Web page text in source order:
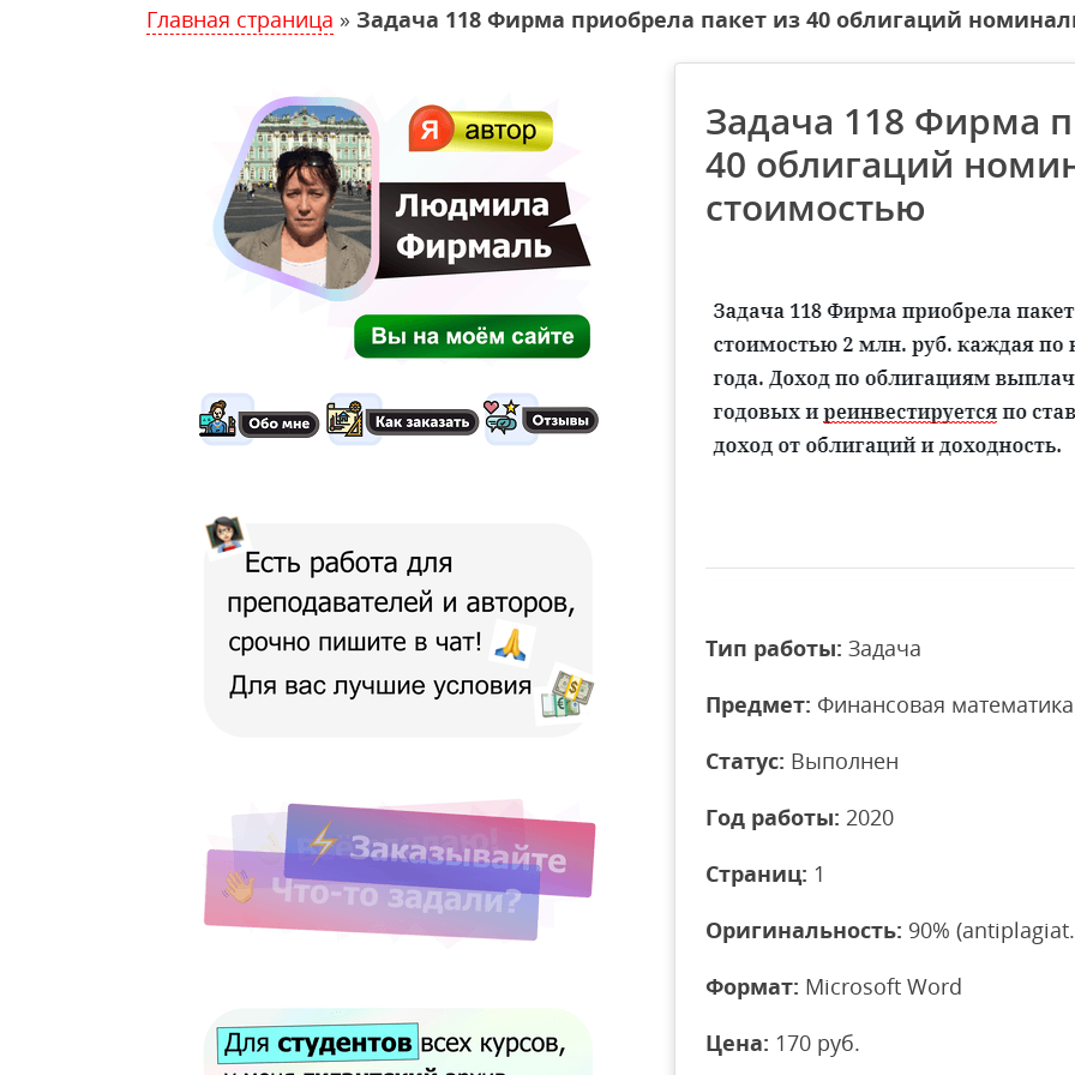
Главная страница » Задача 118 Фирма приобрела пакет из 40 облигаций
Задача 118 Фирма
40 облигаций
стоимостью
Тип работы: Задача
Предмет: Финансовая математика
Статус: Выполнен
Год работы: 2020
Страниц: 1
Оригинальность: 90%
Формат: Microsoft Word
Цена: 170 руб.